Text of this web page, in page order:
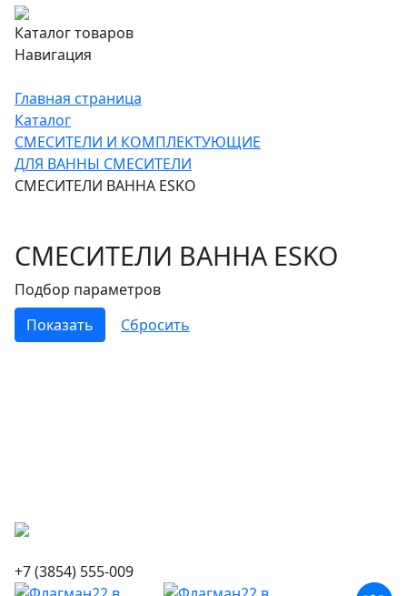
Каталог товаров
Навигация
Главная страница
Каталог
СМЕСИТЕЛИ И КОМПЛЕКТУЮЩИЕ
ДЛЯ ВАННЫ СМЕСИТЕЛИ
СМЕСИТЕЛИ ВАННА ESKO
СМЕСИТЕЛИ ВАННА ESKO
Подбор параметров
+7 (3854) 555-009